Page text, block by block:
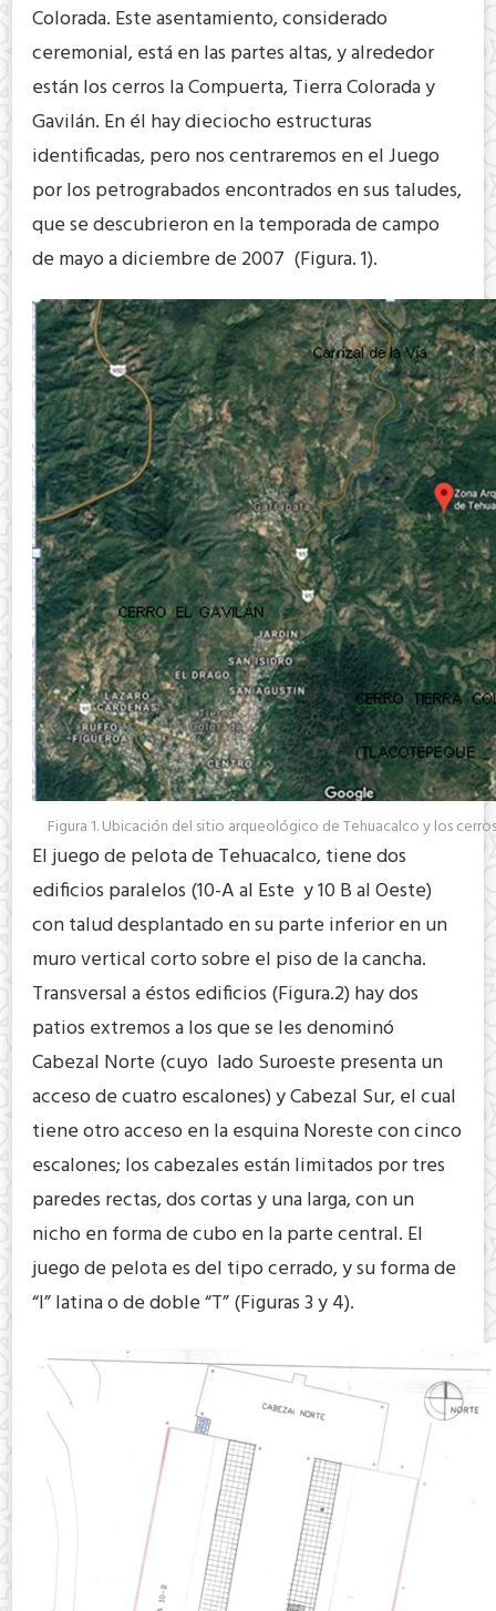
Colorada. Este asentamiento, considerado
ceremonial, está en las partes altas, y alrededor
están los cerros la Compuerta, Tierra Colorada y
Gavilán. En él hay dieciocho estructuras
identificadas, pero nos centraremos en el Juego
por los petrograbados encontrados en sus taludes,
que se descubrieron en la temporada de campo
de mayo a diciembre de 2007 (Figura. 1).
Figura 1. Ubicación del sitio arqueológico de Tehuacalco y los
El juego de pelota de Tehuacalco, tiene dos
edificios paralelos (10-A al Este y 10 B al Oeste)
con talud desplantado en su parte inferior en un
muro vertical corto sobre el piso de la cancha.
Transversal a éstos edificios (Figura.2) hay dos
patios extremos a los que se les denominó
Cabezal Norte (cuyo lado Suroeste presenta un
acceso de cuatro escalones) y Cabezal Sur, el cual
tiene otro acceso en la esquina Noreste con cinco
escalones; los cabezales están limitados por tres
paredes rectas, dos cortas y una larga, con un
nicho en forma de cubo en la parte central. El
juego de pelota es del tipo cerrado, y su forma de
“I” latina o de doble “T” (Figuras 3 y 4).